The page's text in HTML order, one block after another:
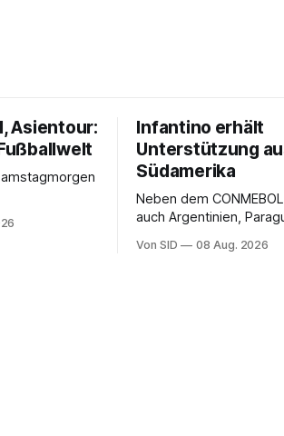
Asientour:
Infantino erhält
Unterstützung
Südamerika
Neben dem
auch Argentinien,
Von SID 08 Aug. 2026